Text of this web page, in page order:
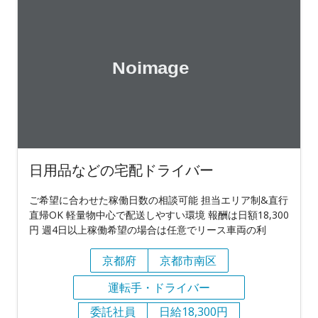
日用品などの宅配ドライバー
ご希望に合わせた稼働日数の相談可能 担当エリア制&直行
直帰OK 軽量物中心で配送しやすい環境 報酬は日額18,300
円 週4日以上稼働希望の場合は任意でリース車両の利
京都府
京都市南区
運転手・ドライバー
委託社員
日給18,300円